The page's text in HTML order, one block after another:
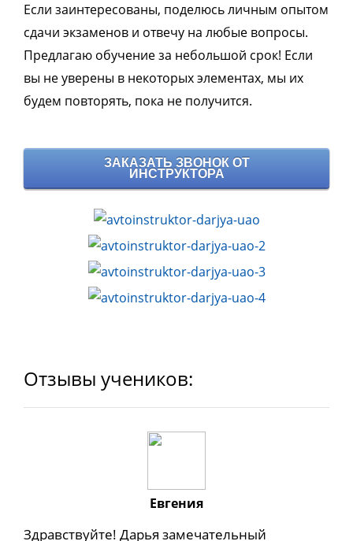
Если заинтересованы, поделюсь личным опытом
сдачи экзаменов и отвечу на любые вопросы.
Предлагаю обучение за небольшой срок! Если
вы не уверены в некоторых элементах, мы их
будем повторять, пока не получится.
ЗАКАЗАТЬ ЗВОНОК ОТ
ИНСТРУКТОРА
Отзывы учеников:
Евгения
Здравствуйте! Дарья замечательный